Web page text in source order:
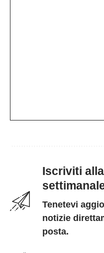
Iscriviti
Tenetevi
notizie
posta.